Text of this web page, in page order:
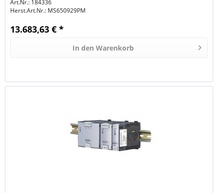
Art.Nr.: 184336
Herst.Art.Nr.: MS650929PM
13.683,63 € *
In den Warenkorb